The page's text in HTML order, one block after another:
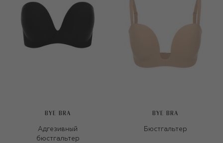
BYE BRA
Адгезивный
бюстгальтер
BYE BRA
Бюстгальтер